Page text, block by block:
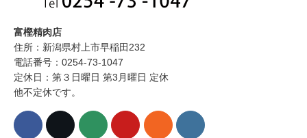
富樫精肉店
住所：新潟県村上市早稲田232
電話番号：0254-73-1047
定休日：第３日曜日 第3月曜日 定休
他不定休です。